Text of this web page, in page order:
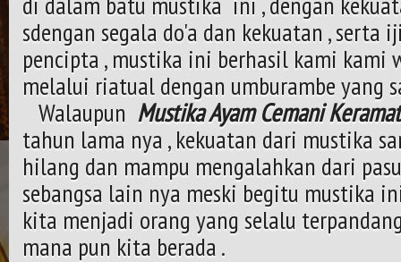
sdengan segala do'a dan kekuatan , serta
pencipta , mustika ini berhasil kami kami
melalui riatual dengan umburambe yang
Walaupun Mustika Ayam Cemani Keramat
tahun lama nya , kekuatan dari mustika
hilang dan mampu mengalahkan dari
sebangsa lain nya meski begitu mustika
kita menjadi orang yang selalu
mana pun kita berada .